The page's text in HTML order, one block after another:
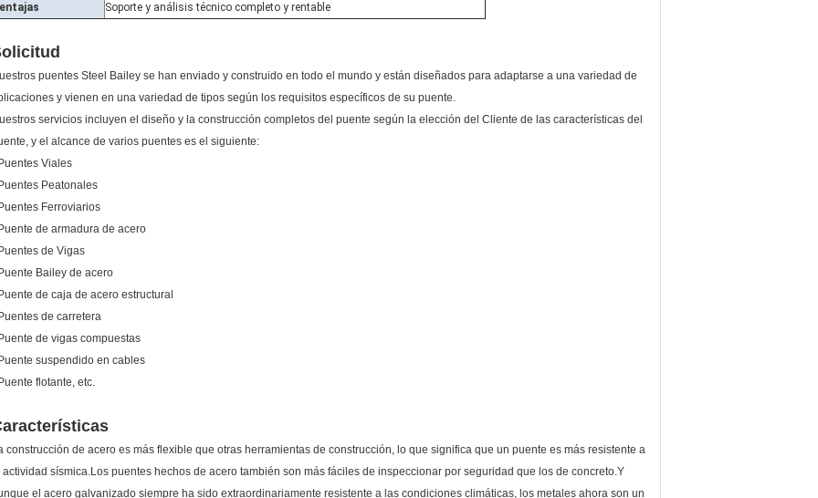
Soporte y análisis técnico completo y rentable
puentes Steel Bailey se han enviado y construido en todo el mundo y están diseñados para adaptarse a una variedad de
y vienen en una variedad de tipos según los requisitos específicos de su puente.
servicios incluyen el diseño y la construcción completos del puente según la elección del Cliente de las características del
y el alcance de varios puentes es el siguiente:
Viales
Peatonales
Ferroviarios
de armadura de acero
de Vigas
Bailey de acero
de caja de acero estructural
de carretera
de vigas compuestas
suspendido en cables
flotante, etc.
construcción de acero es más flexible que otras herramientas de construcción, lo que significa que un puente es más resistente a
actividad sísmica.Los puentes hechos de acero también son más fáciles de inspeccionar por seguridad que los de concreto.Y
el acero galvanizado siempre ha sido extraordinariamente resistente a las condiciones climáticas, los metales ahora son un